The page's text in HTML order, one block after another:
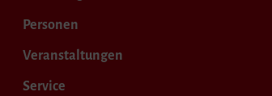
Personen
Veranstaltungen
Service